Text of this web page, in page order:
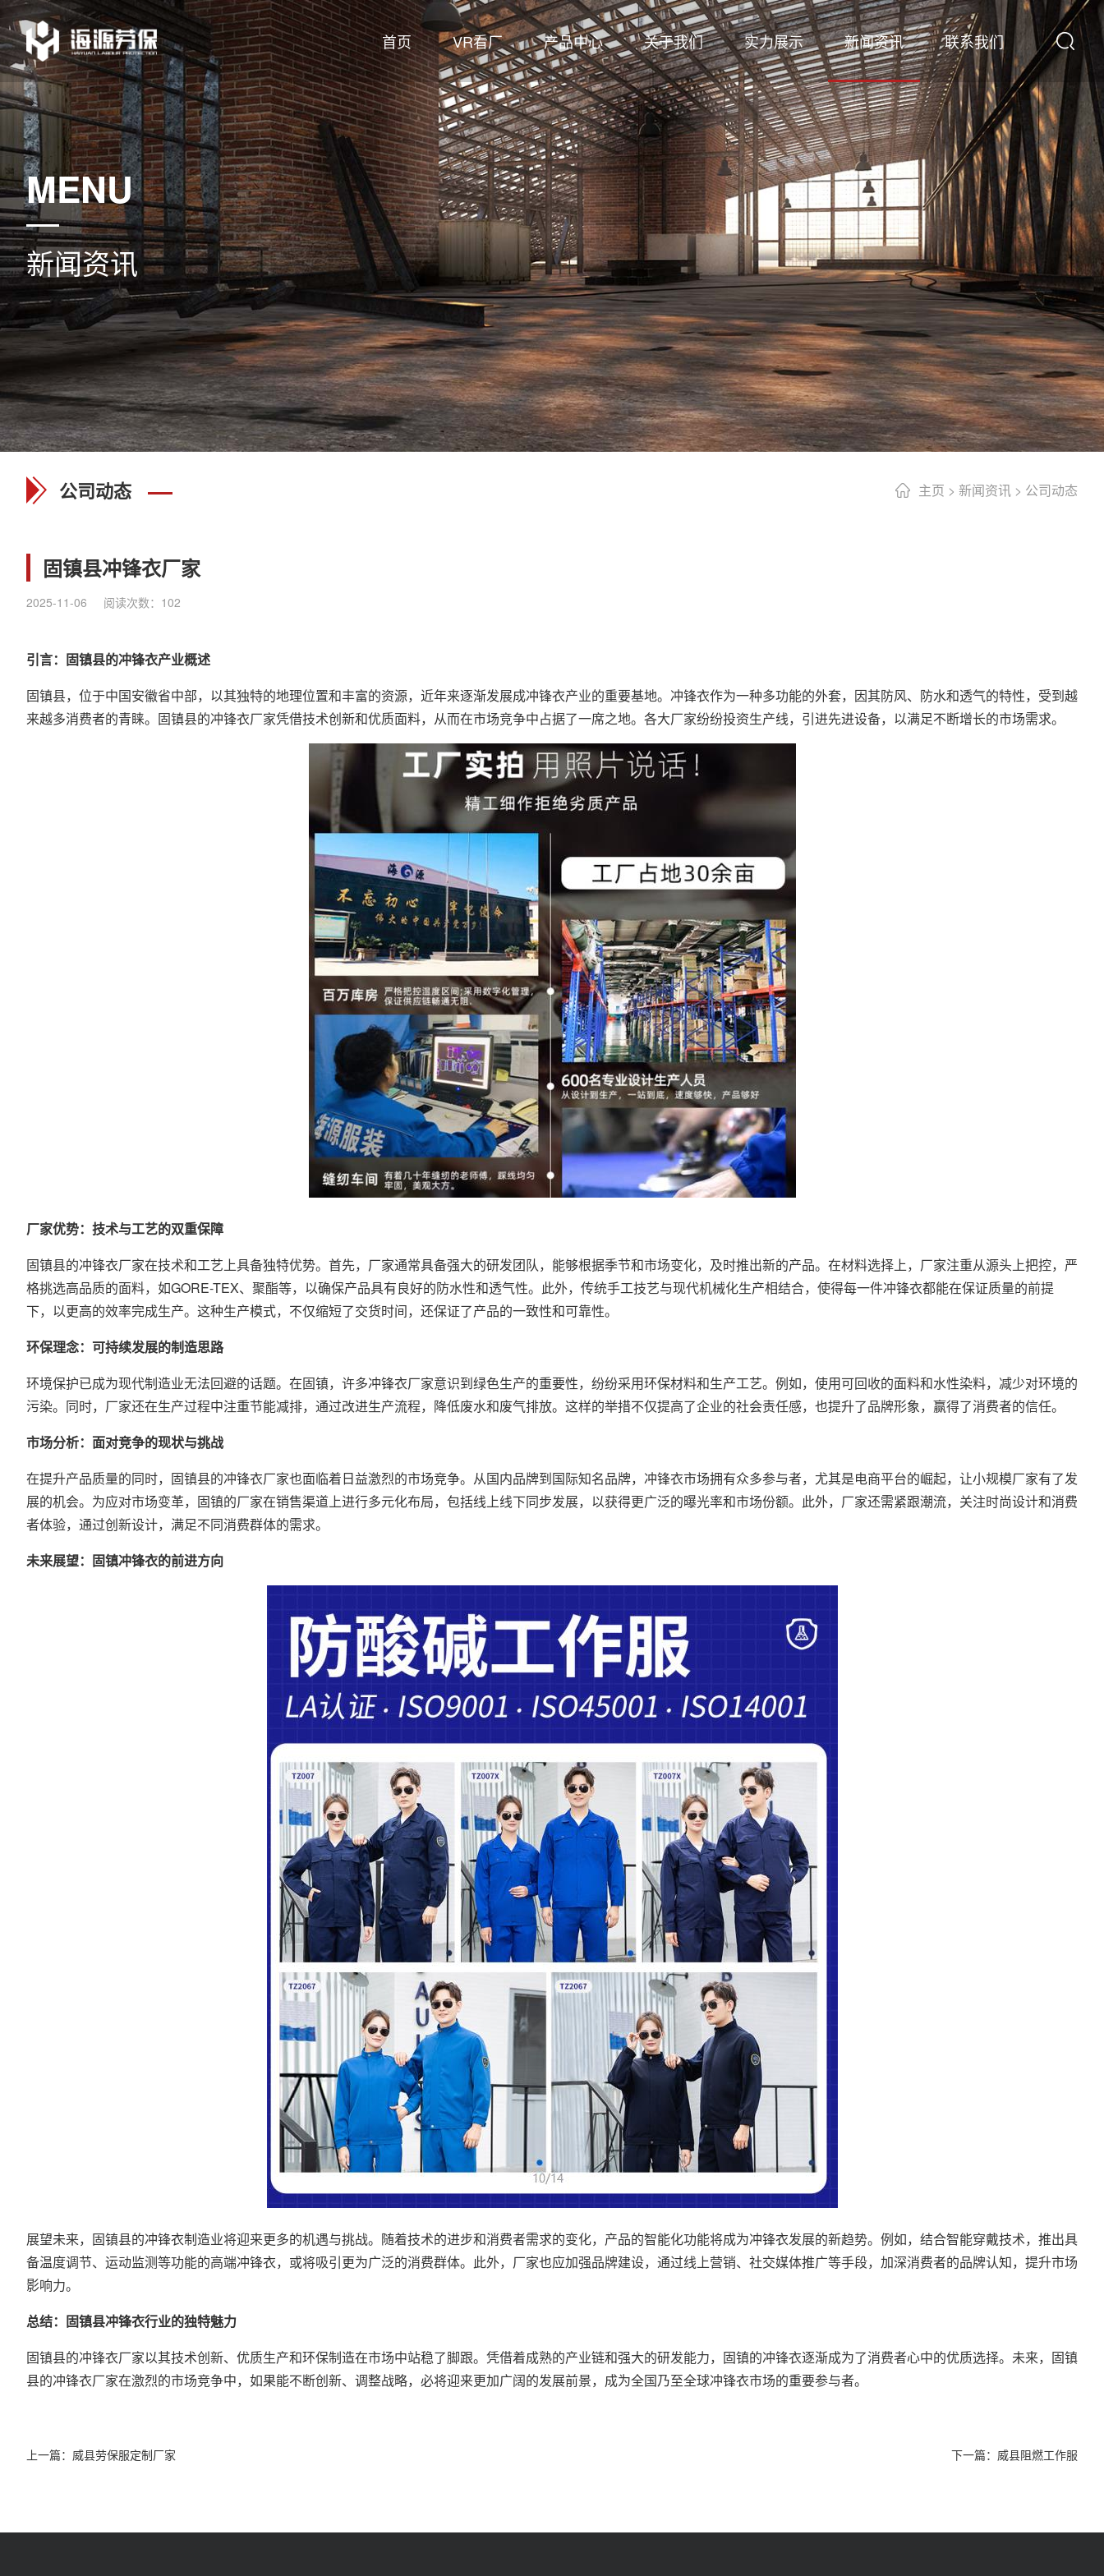
首页 VR看厂 产品中心 关于我们 实力展示 新闻资讯 联系我们
MENU
新闻资讯
主页 > 新闻资讯 > 公司动态
公司动态
固镇县冲锋衣厂家
2025-11-06 阅读次数： 102
引言：固镇县的冲锋衣产业概述
固镇县，位于中国安徽省中部，以其独特的地理位置和丰富的资源，近年来逐渐发展成冲锋衣产业的重要基地。冲锋衣作为一种多功能的外套，因其防风、防水和透气的特性，受到越
来越多消费者的青睐。固镇县的冲锋衣厂家凭借技术创新和优质面料，从而在市场竞争中占据了一席之地。各大厂家纷纷投资生产线，引进先进设备，以满足不断增长的市场需求。
厂家优势：技术与工艺的双重保障
固镇县的冲锋衣厂家在技术和工艺上具备独特优势。首先，厂家通常具备强大的研发团队，能够根据季节和市场变化，及时推出新的产品。在材料选择上，厂家注重从源头上把控，严
格挑选高品质的面料，如GORE-TEX、聚酯等，以确保产品具有良好的防水性和透气性。此外，传统手工技艺与现代机械化生产相结合，使得每一件冲锋衣都能在保证质量的前提
下，以更高的效率完成生产。这种生产模式，不仅缩短了交货时间，还保证了产品的一致性和可靠性。
环保理念：可持续发展的制造思路
环境保护已成为现代制造业无法回避的话题。在固镇，许多冲锋衣厂家意识到绿色生产的重要性，纷纷采用环保材料和生产工艺。例如，使用可回收的面料和水性染料，减少对环境的
污染。同时，厂家还在生产过程中注重节能减排，通过改进生产流程，降低废水和废气排放。这样的举措不仅提高了企业的社会责任感，也提升了品牌形象，赢得了消费者的信任。
市场分析：面对竞争的现状与挑战
在提升产品质量的同时，固镇县的冲锋衣厂家也面临着日益激烈的市场竞争。从国内品牌到国际知名品牌，冲锋衣市场拥有众多参与者，尤其是电商平台的崛起，让小规模厂家有了发
展的机会。为应对市场变革，固镇的厂家在销售渠道上进行多元化布局，包括线上线下同步发展，以获得更广泛的曝光率和市场份额。此外，厂家还需紧跟潮流，关注时尚设计和消费
者体验，通过创新设计，满足不同消费群体的需求。
未来展望：固镇冲锋衣的前进方向
展望未来，固镇县的冲锋衣制造业将迎来更多的机遇与挑战。随着技术的进步和消费者需求的变化，产品的智能化功能将成为冲锋衣发展的新趋势。例如，结合智能穿戴技术，推出具
备温度调节、运动监测等功能的高端冲锋衣，或将吸引更为广泛的消费群体。此外，厂家也应加强品牌建设，通过线上营销、社交媒体推广等手段，加深消费者的品牌认知，提升市场
影响力。
总结：固镇县冲锋衣行业的独特魅力
固镇县的冲锋衣厂家以其技术创新、优质生产和环保制造在市场中站稳了脚跟。凭借着成熟的产业链和强大的研发能力，固镇的冲锋衣逐渐成为了消费者心中的优质选择。未来，固镇
县的冲锋衣厂家在激烈的市场竞争中，如果能不断创新、调整战略，必将迎来更加广阔的发展前景，成为全国乃至全球冲锋衣市场的重要参与者。
上一篇： 威县劳保服定制厂家 下一篇： 威县阻燃工作服